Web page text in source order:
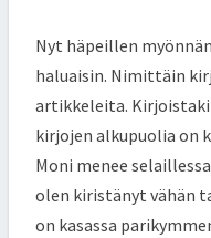
Nyt häpeillen
haluaisin. Nimittäin
artikkeleita.
kirjojen alkupuolia on
Moni menee
olen kiristänyt vähän
on kasassa